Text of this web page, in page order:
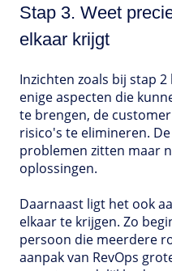
Stap 3. Weet
elkaar krijgt
Inzichten zoals bij stap
enige aspecten die
te brengen, de
risico's te elimineren.
problemen zitten maar
oplossingen.
Daarnaast ligt het ook
elkaar te krijgen. Zo
persoon die meerdere
aanpak van RevOps